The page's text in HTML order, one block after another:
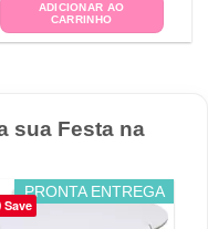
ADICIONAR AO
CARRINHO
sua Festa na
Save
PRONTA ENTREGA